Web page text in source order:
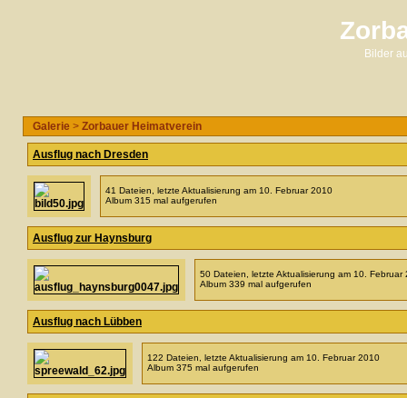
Bilder
Galerie > Zorbauer Heimatverein
Ausflug nach Dresden
41 Dateien, letzte Aktualisierung am 10. Februar 2010
Album 315 mal aufgerufen
Ausflug zur Haynsburg
50 Dateien, letzte Aktualisierung am 10. Februar
Album 339 mal aufgerufen
Ausflug nach Lübben
122 Dateien, letzte Aktualisierung am 10. Februar 2010
Album 375 mal aufgerufen